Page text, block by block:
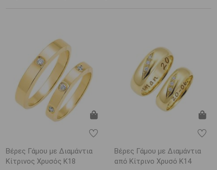
Βέρες Γάμου με Διαμάντια
Κίτρινος Χρυσός K18
Βέρες Γάμου με Διαμάντια
από Κίτρινο Χρυσό K14